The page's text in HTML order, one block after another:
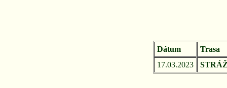
Dátum
Trasa
17.03.2023